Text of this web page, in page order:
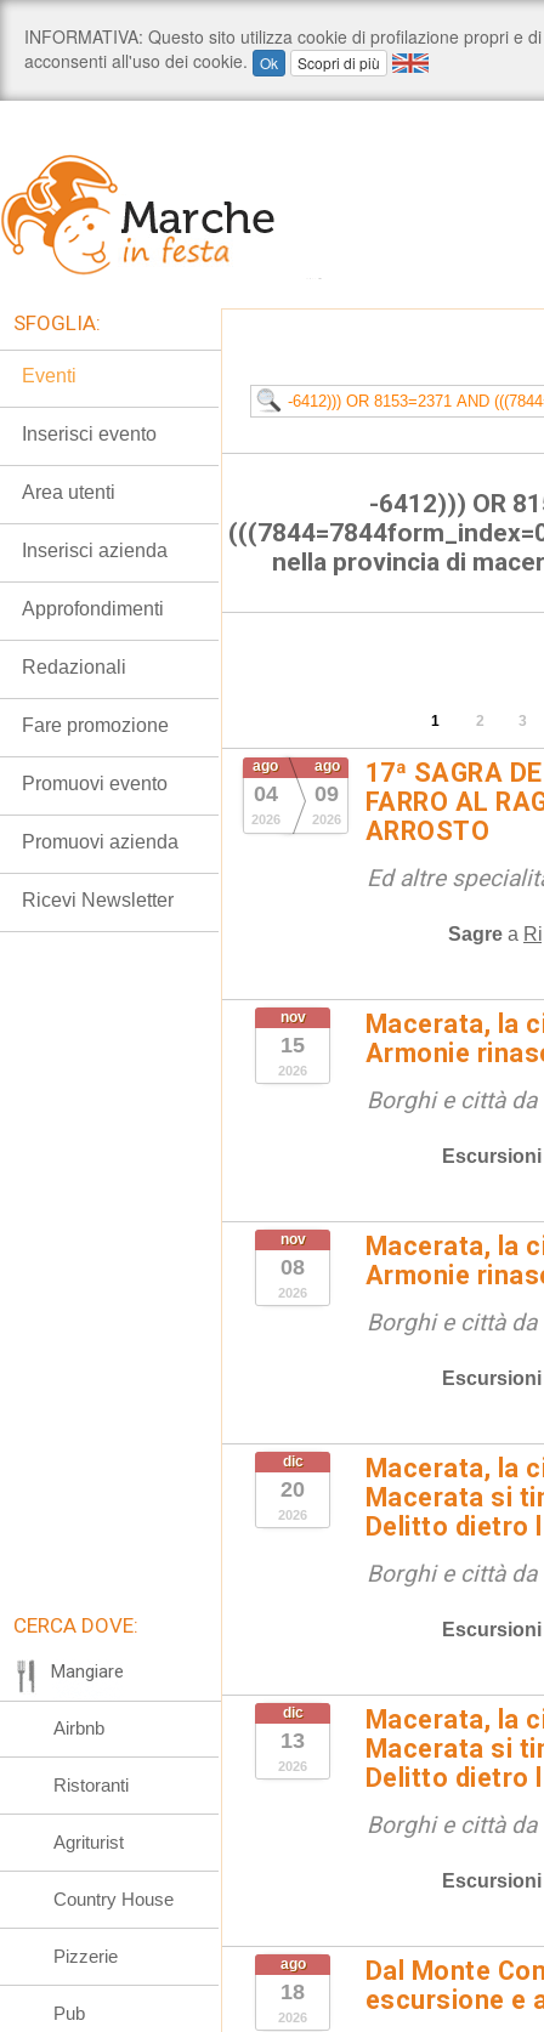
-6412))) OR
nella provincia di
1 2 3
ago
04
2026
ago
09
2026
17ª SAGRA
FARRO AL
ARROSTO
Ed altre
Sagre a
nov
15
2026
Macerata, la
Armonie
Borghi e città
Escursioni
nov
08
2026
Macerata, la
Armonie
Borghi e città
Escursioni
dic
20
2026
Macerata, la
Macerata si
Delitto dietro
Borghi e città
Escursioni
dic
13
2026
Macerata, la
Macerata si
Delitto dietro
Borghi e città
Escursioni
ago
18
2026
Dal Monte
escursione e
SFOGLIA:
Eventi
Inserisci evento
Area utenti
Inserisci azienda
Approfondimenti
Redazionali
Fare promozione
Promuovi evento
Promuovi azienda
Ricevi Newsletter
CERCA DOVE:
Mangiare
Airbnb
Ristoranti
Agriturist
Country House
Pizzerie
Pub